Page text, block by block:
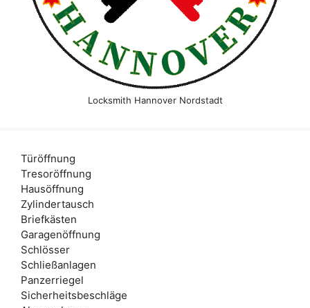
Locksmith Hannover Nordstadt
Türöffnung
Tresoröffnung
Hausöffnung
Zylindertausch
Briefkästen
Garagenöffnung
Schlösser
Schließanlagen
Panzerriegel
Sicherheitsbeschläge